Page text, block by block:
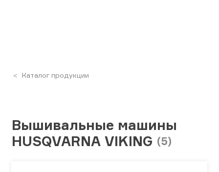
Каталог продукции
Вышивальные машины
HUSQVARNA VIKING (5)